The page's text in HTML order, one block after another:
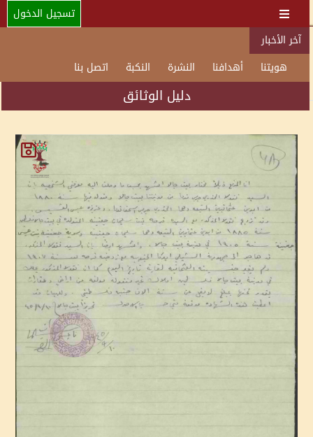
تسجيل الدخول
آخر الأخبار
هويتنا
أهدافنا النشرة النكبة اتصل بنا
دليل الوثائق